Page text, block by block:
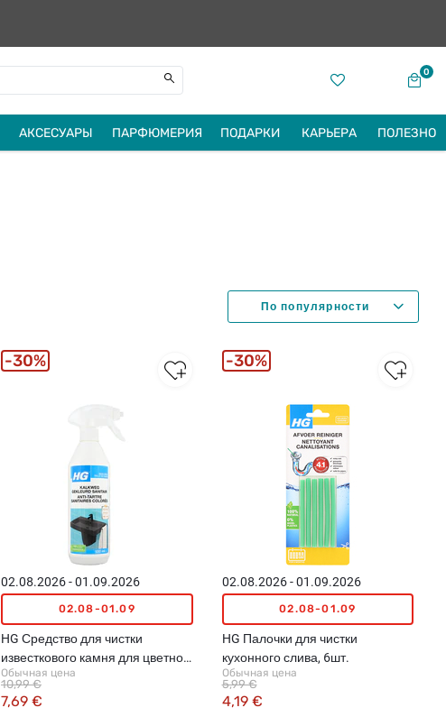
0
АКСЕСУАРЫ ПАРФЮМЕРИЯ ПОДАРКИ КАРЬЕРА ПОЛЕЗНО
02.08.2026 - 01.09.2026
02.08-01.09
HG Средство для чистки
известкового камня для цветной
сантехники, 0.5л
Обычная цена
7,69 €
10,99 €
30%
02.08.2026 - 01.09.2026
02.08-01.09
HG Палочки для чистки
кухонного слива, 6шт.
Обычная цена
4,19 €
5,99 €
30%